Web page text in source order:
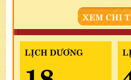
XEM CHI
LỊCH DƯƠNG